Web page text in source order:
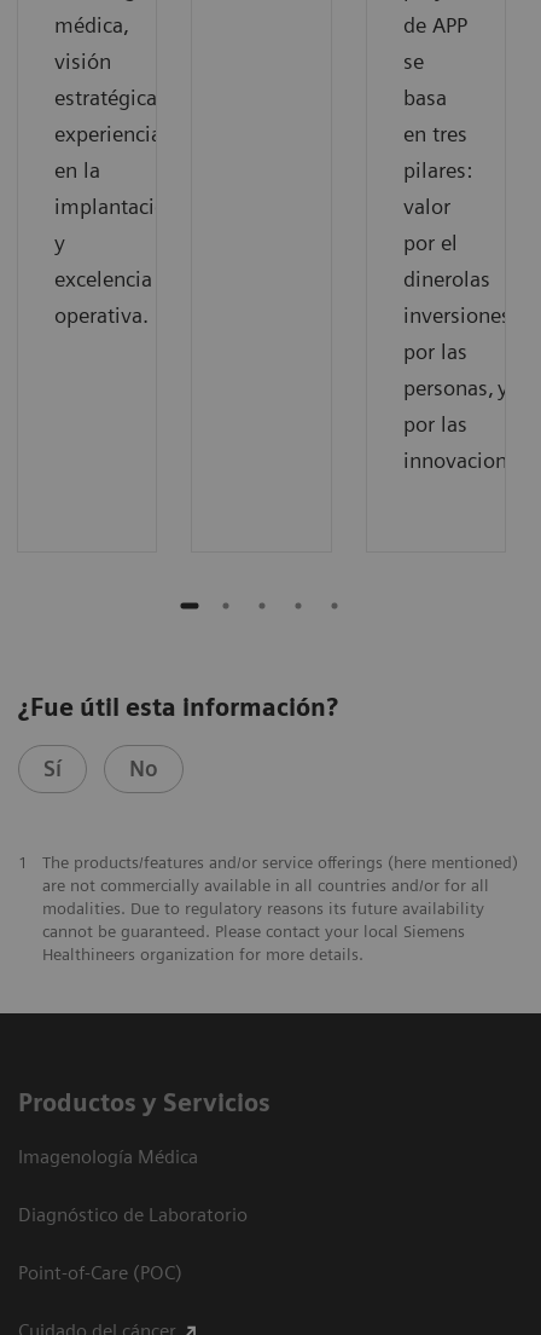
médica,
visión
estratégica,
experiencia
en la
implantación
y
excelencia
operativa.
de APP
se
basa
en tres
pilares:
valor
por el
dinerolas
inversiones,
por las
personas, y
por las
innovaciones.
¿Fue útil esta información?
Sí No
1
The products/features and/or service offerings (here mentioned)
are not commercially available in all countries and/or for all
modalities. Due to regulatory reasons its future availability
cannot be guaranteed. Please contact your local Siemens
Healthineers organization for more details.
Productos y Servicios
Imagenología Médica
Diagnóstico de Laboratorio
Point-of-Care (POC)